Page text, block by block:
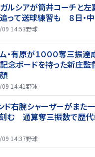
ルシアが筒井コーチと
って送球練習も ８日・
14:53野球
・有原が１０００奪三振
ボードを持った新庄監
14:41 野球
ド右腕シャーザーがまた
む 通算奪三振数で歴
14:37野球